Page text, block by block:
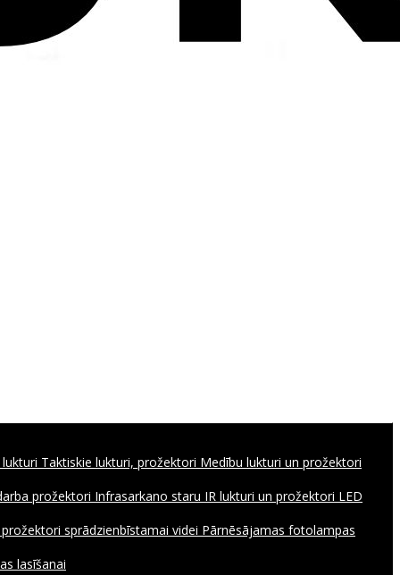
Taktiskie lukturi, prožektori Medību lukturi un prožektori
prožektori Infrasarkano staru IR lukturi un prožektori LED
sprādzienbīstamai videi Pārnēsājamas fotolampas
lasīšanai